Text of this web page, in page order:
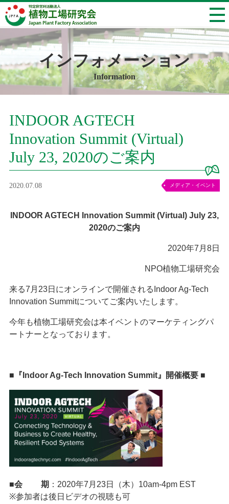
インフォメーション
Information
INDOOR AGTECH
Innovation Summit (Virtual)
July 23, 2020のご案内
2020.07.08 メディア・イベント
INDOOR AGTECH Innovation Summit (Virtual) July 23,
2020のご案内
2020年7月8日
NPO植物工場研究会
来る7月23日にオンラインで開催されるIndoor Ag-Tech
Innovation Summitについてご案内いたします。
今年も植物工場研究会は本イベントのマーケティングパ
ートナーとなっております。
■ 『Indoor Ag-Tech Innovation Summit』開催概要 ■
■会 期 ：2020年7月23日（木）10am-4pm EST
※参加者は後日ビデオの視聴も可